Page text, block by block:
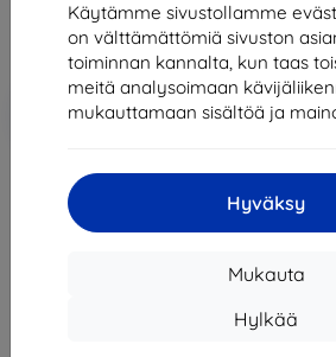
Käytämme sivustollamme
on välttämättömiä sivuston
toiminnan kannalta, kun taas
meitä analysoimaan
mukauttamaan sisältöä ja
Hyväksy
Mukauta
Hylkää
179,91 €
-10%
Alennus kupongilla
EXTRA10
Loppuunmyyty